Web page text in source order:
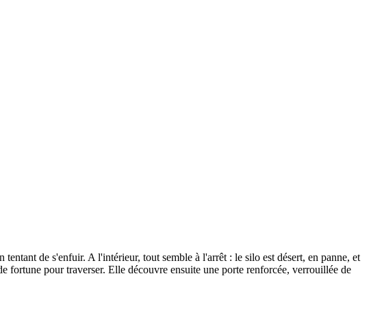
de s'enfuir. A l'intérieur, tout semble à l'arrêt : le silo est désert, en panne, et
fortune pour traverser. Elle découvre ensuite une porte renforcée, verrouillée de